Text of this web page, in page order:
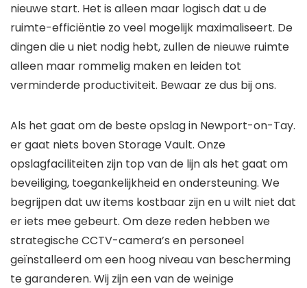
nieuwe start. Het is alleen maar logisch dat u de
ruimte-efficiëntie zo veel mogelijk maximaliseert. De
dingen die u niet nodig hebt, zullen de nieuwe ruimte
alleen maar rommelig maken en leiden tot
verminderde productiviteit. Bewaar ze dus bij ons.
Als het gaat om de beste opslag in Newport-on-Tay.
er gaat niets boven Storage Vault. Onze
opslagfaciliteiten zijn top van de lijn als het gaat om
beveiliging, toegankelijkheid en ondersteuning. We
begrijpen dat uw items kostbaar zijn en u wilt niet dat
er iets mee gebeurt. Om deze reden hebben we
strategische CCTV-camera’s en personeel
geïnstalleerd om een ​​hoog niveau van bescherming
te garanderen. Wij zijn een van de weinige